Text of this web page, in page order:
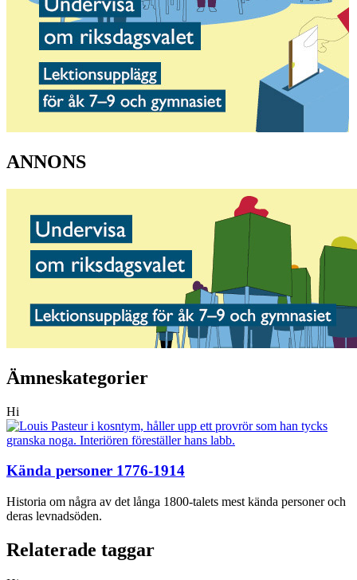
ANNONS
Ämneskategorier
Hi
Kända personer 1776-1914
Historia om några av det långa 1800-talets mest kända personer och
deras levnadsöden.
Relaterade taggar